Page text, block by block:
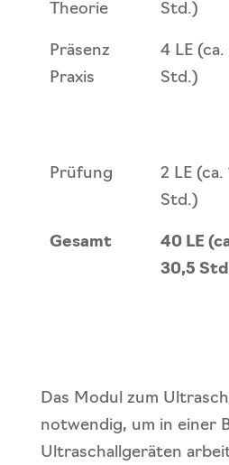
Theorie
Std.)
Präsenz
Praxis
4 LE (ca.
Std.)
Prüfung
2 LE (ca.
Std.)
Gesamt
40 LE
30,5
Das Modul zum
notwendig, um in einer
Ultraschallgeräten